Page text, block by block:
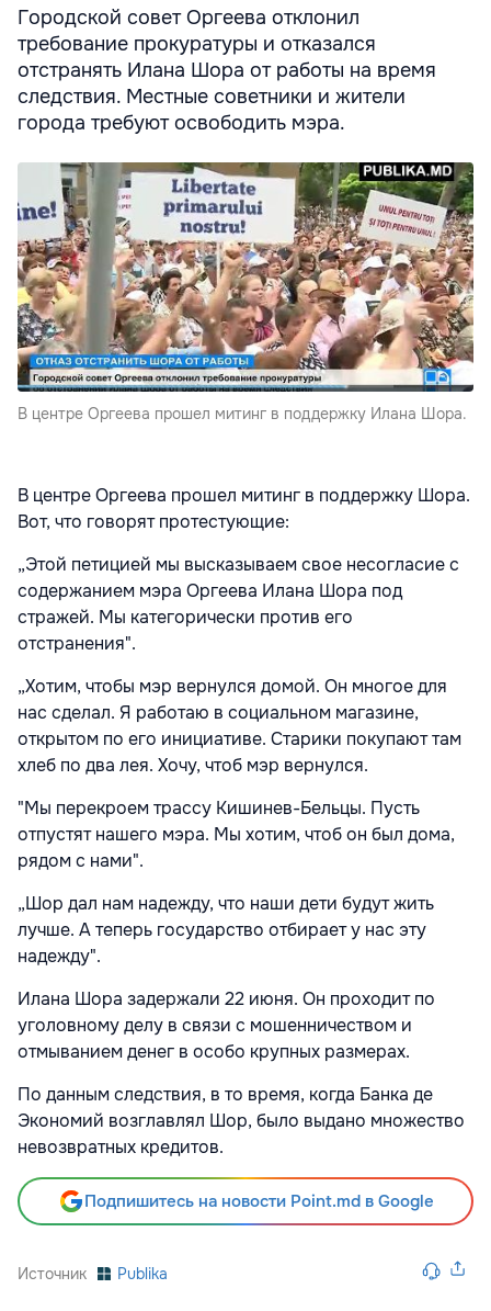
Городской совет Оргеева отклонил
требование прокуратуры и отказался
отстранять Илана Шора от работы на время
следствия. Местные советники и жители
города требуют освободить мэра.
В центре Оргеева прошел митинг в поддержку Илана Шора.
В центре Оргеева прошел митинг в поддержку Шора.
Вот, что говорят протестующие:
„Этой петицией мы высказываем свое несогласие с
содержанием мэра Оргеева Илана Шора под
стражей. Мы категорически против его
отстранения".
„Хотим, чтобы мэр вернулся домой. Он многое для
нас сделал. Я работаю в социальном магазине,
открытом по его инициативе. Старики покупают там
хлеб по два лея. Хочу, чтоб мэр вернулся.
"Мы перекроем трассу Кишинев-Бельцы. Пусть
отпустят нашего мэра. Мы хотим, чтоб он был дома,
рядом с нами".
„Шор дал нам надежду, что наши дети будут жить
лучше. А теперь государство отбирает у нас эту
надежду".
Илана Шора задержали 22 июня. Он проходит по
уголовному делу в связи с мошенничеством и
отмыванием денег в особо крупных размерах.
По данным следствия, в то время, когда Банка де
Экономий возглавлял Шор, было выдано множество
невозвратных кредитов.
Подпишитесь на новости Point.md в Google
Источник Publika